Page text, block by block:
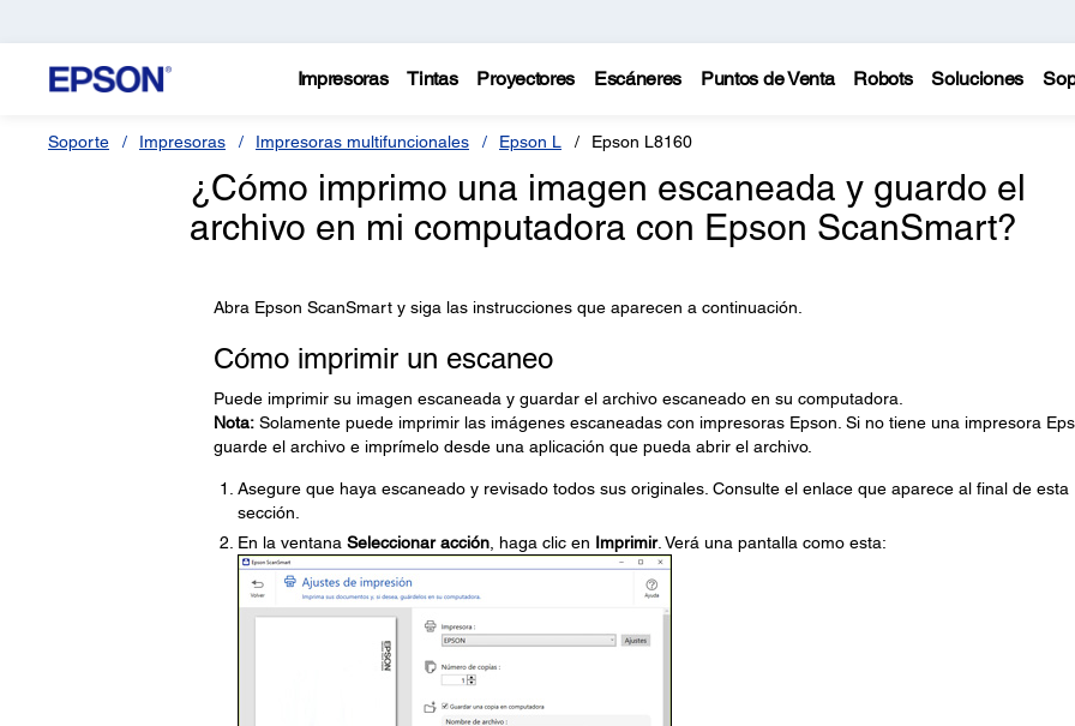
Impresoras Tintas Proyectores Escáneres Puntos de Venta Robots Soluciones
Soporte Impresoras Impresoras multifuncionales Epson L Epson L8160
¿Cómo imprimo una imagen escaneada y guardo el
archivo en mi computadora con Epson ScanSmart?
Abra Epson ScanSmart y siga las instrucciones que aparecen a continuación.
Cómo imprimir un escaneo
Puede imprimir su imagen escaneada y guardar el archivo escaneado en su computadora.
Nota:Solamente puede imprimir las imágenes escaneadas con impresoras Epson. Si no tiene una impresora
guarde el archivo e imprímelo desde una aplicación que pueda abrir el archivo.
Asegure que haya escaneado y revisado todos sus originales. Consulte el enlace que aparece al final de esta
sección.
En la ventana Seleccionar acción, haga clic en Imprimir. Verá una pantalla como esta: